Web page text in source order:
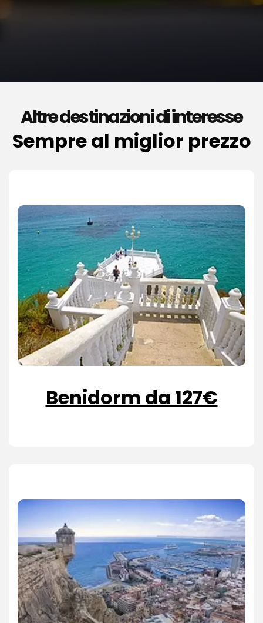
Altre destinazioni di interesse
Sempre al miglior prezzo
Benidorm da 127€